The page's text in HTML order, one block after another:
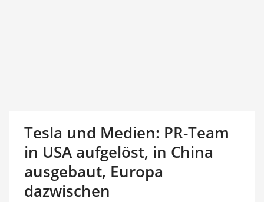
Tesla und Medien: PR-Team
in USA aufgelöst, in China
ausgebaut, Europa
dazwischen